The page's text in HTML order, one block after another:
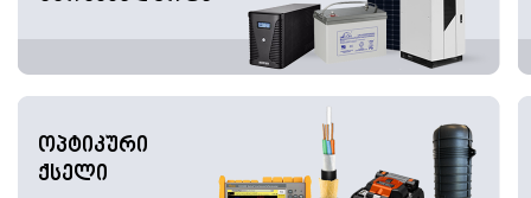
ოპტიკური
ქსელი